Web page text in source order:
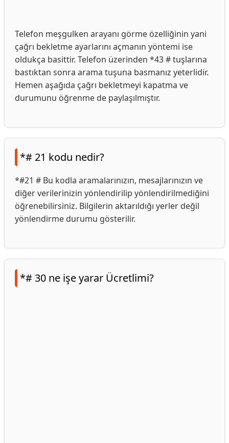
Telefon meşgulken arayanı görme özelliğinin yani
çağrı bekletme ayarlarını açmanın yöntemi ise
oldukça basittir. Telefon üzerinden *43 # tuşlarına
bastıktan sonra arama tuşuna basmanız yeterlidir.
Hemen aşağıda çağrı bekletmeyi kapatma ve
durumunu öğrenme de paylaşılmıştır.
*# 21 kodu nedir?
*#21 # Bu kodla aramalarınızın, mesajlarınızın ve
diğer verilerinizin yönlendirilip yönlendirilmediğini
öğrenebilirsiniz. Bilgilerin aktarıldığı yerler değil
yönlendirme durumu gösterilir.
*# 30 ne işe yarar Ücretlimi?